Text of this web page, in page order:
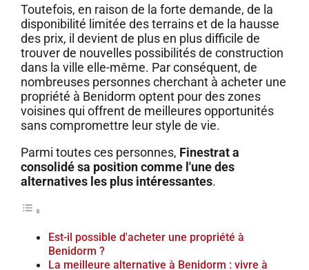
Toutefois, en raison de la forte demande, de la
disponibilité limitée des terrains et de la hausse
des prix, il devient de plus en plus difficile de
trouver de nouvelles possibilités de construction
dans la ville elle-même. Par conséquent, de
nombreuses personnes cherchant à acheter une
propriété à Benidorm optent pour des zones
voisines qui offrent de meilleures opportunités
sans compromettre leur style de vie.
Parmi toutes ces personnes, Finestrat a
consolidé sa position comme l'une des
alternatives les plus intéressantes.
Est-il possible d'acheter une propriété à
Benidorm ?
La meilleure alternative à Benidorm : vivre à